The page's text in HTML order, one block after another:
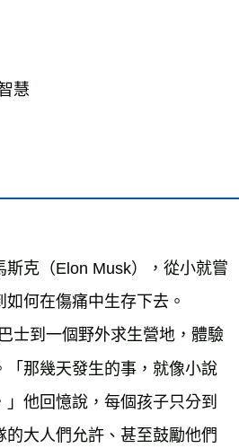
慧
斯克（Elon Musk），從小就嘗
何在傷痛中生存下去。
士到一個野外求生營地，體驗
「那幾天發生的事，就像小說
」他回憶說，每個孩子只分到
大人們允許、甚至鼓勵他們